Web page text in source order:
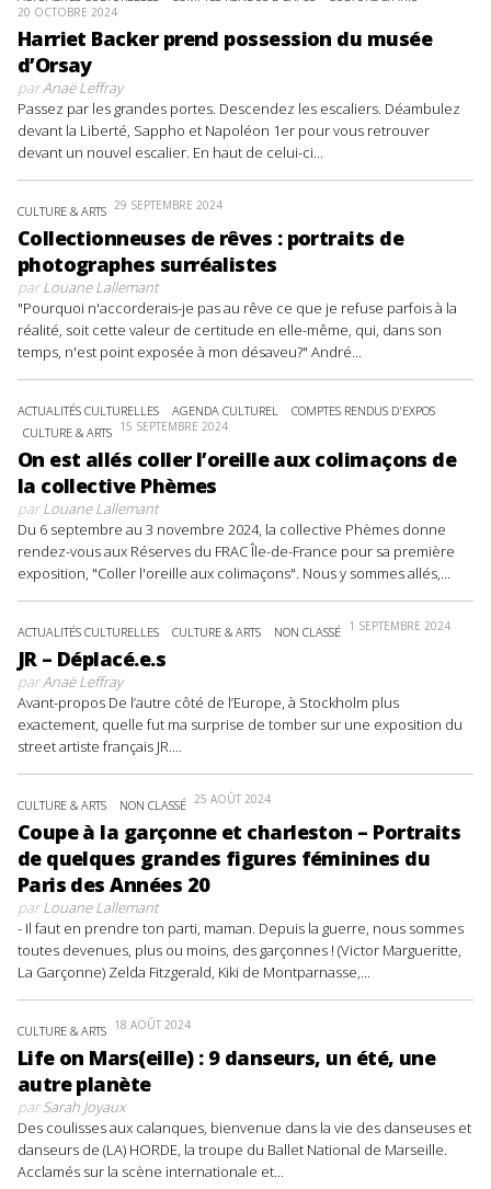
20 OCTOBRE 2024
Harriet Backer prend possession du musée
d’Orsay
parAnaë Leffray
Passez par les grandes portes. Descendez les escaliers. Déambulez
devant la Liberté, Sappho et Napoléon 1er pour vous retrouver
devant un nouvel escalier. En haut de celui-ci...
CULTURE & ARTS 29 SEPTEMBRE 2024
Collectionneuses de rêves : portraits de
photographes surréalistes
parLouane Lallemant
"Pourquoi n'accorderais-je pas au rêve ce que je refuse parfois à la
réalité, soit cette valeur de certitude en elle-même, qui, dans son
temps, n'est point exposée à mon désaveu?" André...
ACTUALITÉS CULTURELLES AGENDA CULTUREL
COMPTES RENDUS D'EXPOS
CULTURE & ARTS 15 SEPTEMBRE 2024
On est allés coller l’oreille aux colimaçons de
la collective Phèmes
parLouane Lallemant
Du 6 septembre au 3 novembre 2024, la collective Phèmes donne
rendez-vous aux Réserves du FRAC Île-de-France pour sa première
exposition, "Coller l'oreille aux colimaçons". Nous y sommes allés,...
ACTUALITÉS CULTURELLES CULTURE & ARTS NON CLASSÉ 1 SEPTEMBRE 2024
JR – Déplacé.e.s
parAnaë Leffray
Avant-propos De l’autre côté de l’Europe, à Stockholm plus
exactement, quelle fut ma surprise de tomber sur une exposition du
street artiste français JR....
CULTURE & ARTS NON CLASSÉ 25 AOÛT 2024
Coupe à la garçonne et charleston – Portraits
de quelques grandes figures féminines du
Paris des Années 20
parLouane Lallemant
- Il faut en prendre ton parti, maman. Depuis la guerre, nous sommes
toutes devenues, plus ou moins, des garçonnes ! (Victor Margueritte,
La Garçonne) Zelda Fitzgerald, Kiki de Montparnasse,...
CULTURE & ARTS 18 AOÛT 2024
Life on Mars(eille) : 9 danseurs, un été, une
autre planète
parSarah Joyaux
Des coulisses aux calanques, bienvenue dans la vie des danseuses et
danseurs de (LA) HORDE, la troupe du Ballet National de Marseille.
Acclamés sur la scène internationale et...